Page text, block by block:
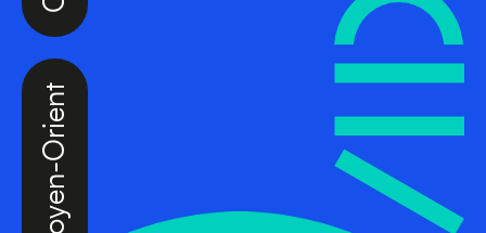
Moyen-Orient